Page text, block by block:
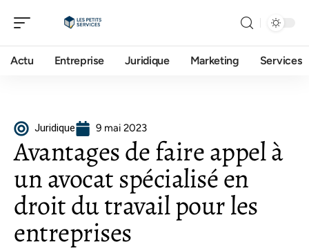
Actu Entreprise Juridique Marketing Services
Juridique 9 mai 2023
Avantages de faire appel à
un avocat spécialisé en
droit du travail pour les
entreprises